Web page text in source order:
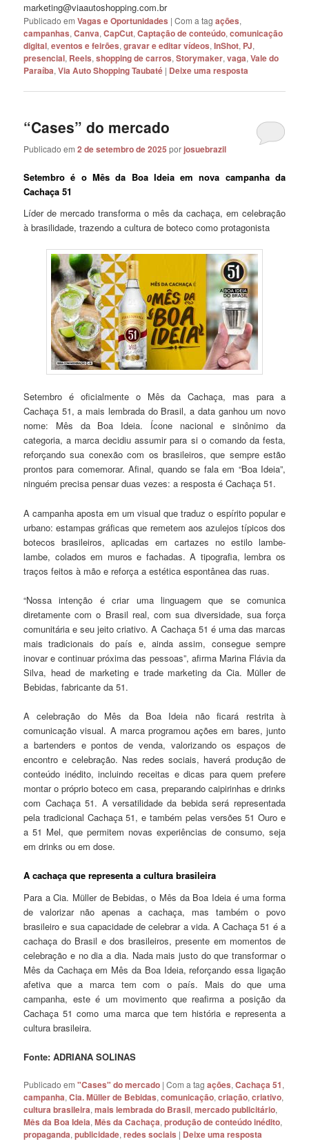
marketing@viaautoshopping.com.br
Publicado em Vagas e Oportunidades |Com a tagações,
campanhas,Canva,CapCut,Captação de conteúdo,comunicação
digital,eventos e feirões,gravar e editar vídeos,InShot, PJ,
presencial, Reels,shopping de carros,Storymaker,vaga,Vale do
Paraíba,Via Auto Shopping Taubaté | Deixe uma resposta
“Cases” do mercado
Publicado em2 de setembro de 2025 porjosuebrazil
Setembro é o Mês da Boa Ideia em nova campanha da
Cachaça 51
Líder de mercado transforma o mês da cachaça, em celebração
à brasilidade, trazendo a cultura de boteco como protagonista
Setembro é oficialmente o Mês da Cachaça, mas para a
Cachaça 51, a mais lembrada do Brasil, a data ganhou um novo
nome: Mês da Boa Ideia. Ícone nacional e sinônimo da
categoria, a marca decidiu assumir para si o comando da festa,
reforçando sua conexão com os brasileiros, que sempre estão
prontos para comemorar. Afinal, quando se fala em “Boa Ideia”,
ninguém precisa pensar duas vezes: a resposta é Cachaça 51.
A campanha aposta em um visual que traduz o espírito popular e
urbano: estampas gráficas que remetem aos azulejos típicos dos
botecos brasileiros, aplicadas em cartazes no estilo lambe-
lambe, colados em muros e fachadas. A tipografia, lembra os
traços feitos à mão e reforça a estética espontânea das ruas.
“Nossa intenção é criar uma linguagem que se comunica
diretamente com o Brasil real, com sua diversidade, sua força
comunitária e seu jeito criativo. A Cachaça 51 é uma das marcas
mais tradicionais do país e, ainda assim, consegue sempre
inovar e continuar próxima das pessoas”, afirma Marina Flávia da
Silva, head de marketing e trade marketing da Cia. Müller de
Bebidas, fabricante da 51.
A celebração do Mês da Boa Ideia não ficará restrita à
comunicação visual. A marca programou ações em bares, junto
a bartenders e pontos de venda, valorizando os espaços de
encontro e celebração. Nas redes sociais, haverá produção de
conteúdo inédito, incluindo receitas e dicas para quem prefere
montar o próprio boteco em casa, preparando caipirinhas e drinks
com Cachaça 51. A versatilidade da bebida será representada
pela tradicional Cachaça 51, e também pelas versões 51 Ouro e
a 51 Mel, que permitem novas experiências de consumo, seja
em drinks ou em dose.
A cachaça que representa a cultura brasileira
Para a Cia. Müller de Bebidas, o Mês da Boa Ideia é uma forma
de valorizar não apenas a cachaça, mas também o povo
brasileiro e sua capacidade de celebrar a vida. A Cachaça 51 é a
cachaça do Brasil e dos brasileiros, presente em momentos de
celebração e no dia a dia. Nada mais justo do que transformar o
Mês da Cachaça em Mês da Boa Ideia, reforçando essa ligação
afetiva que a marca tem com o país. Mais do que uma
campanha, este é um movimento que reafirma a posição da
Cachaça 51 como uma marca que tem história e representa a
cultura brasileira.
Fonte: ADRIANA SOLINAS
Publicado em "Cases" do mercado |Com a tagações,Cachaça 51,
campanha,Cia. Müller de Bebidas,comunicação,criação,criativo,
cultura brasileira,mais lembrada do Brasil,mercado publicitário,
Mês da Boa Ideia,Mês da Cachaça,produção de conteúdo inédito,
propaganda,publicidade,redes sociais | Deixe uma resposta